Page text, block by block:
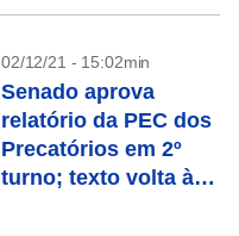
02/12/21 - 15:02min
Senado aprova
relatório da PEC dos
Precatórios em 2º
turno; texto volta à